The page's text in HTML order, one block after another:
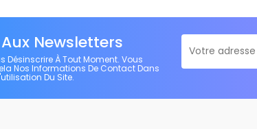
Newsletters
Désinscrire À Tout Moment. Vous
Nos Informations De Contact Dans
Du Site.